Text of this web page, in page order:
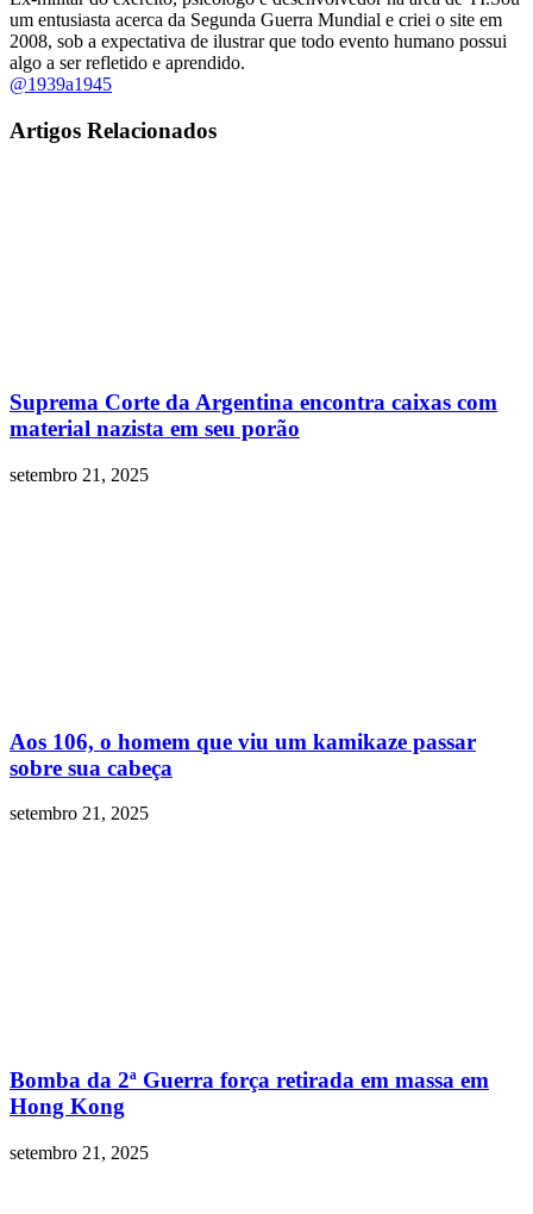
um entusiasta acerca da Segunda Guerra Mundial e criei o site em
2008, sob a expectativa de ilustrar que todo evento humano possui
algo a ser refletido e aprendido.
@1939a1945
Artigos Relacionados
Suprema Corte da Argentina encontra caixas com
material nazista em seu porão
setembro 21, 2025
Aos 106, o homem que viu um kamikaze passar
sobre sua cabeça
setembro 21, 2025
Bomba da 2ª Guerra força retirada em massa em
Hong Kong
setembro 21, 2025